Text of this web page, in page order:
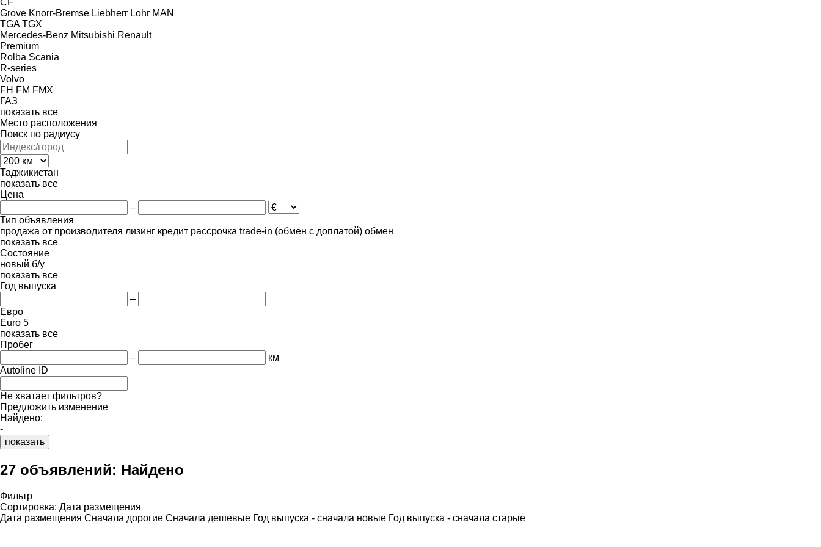
Grove Knorr-Bremse Liebherr Lohr MAN
TGA TGX
Mercedes-Benz Mitsubishi Renault
Premium
Rolba Scania
R-series
Volvo
FH FM FMX
ГАЗ
показать все
Место расположения
Поиск по радиусу
Таджикистан
показать все
Цена
–
Тип объявления
продажа от производителя лизинг кредит рассрочка trade-in (обмен с доплатой) обмен
показать все
Состояние
новый б/у
показать все
Год выпуска
–
Евро
Euro 5
показать все
Пробег
–
км
Autoline ID
Не хватает фильтров?
Предложить изменение
Найдено:
-
показать
27 объявлений: Найдено
Фильтр
Сортировка: Дата размещения
Дата размещения Сначала дорогие Сначала дешевые Год выпуска - сначала новые Год выпуска - сначала старые